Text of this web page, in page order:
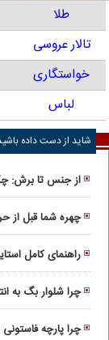
طلا
تالار عروسی
خواستگاری
لباس
شاید از دست داده
از جنس تا برش:
مطمئن باشیم؟
چهره شما قبل از
روابط اجتماعی
راهنمای کامل
چرا شلوار بگ به
چرا پارچه